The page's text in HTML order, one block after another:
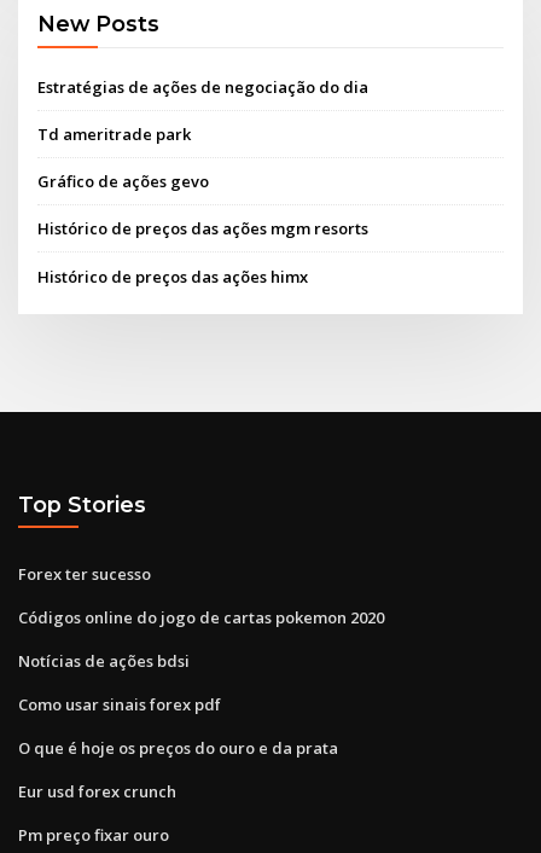
New Posts
Estratégias de ações de negociação do dia
Td ameritrade park
Gráfico de ações gevo
Histórico de preços das ações mgm resorts
Histórico de preços das ações himx
Top Stories
Forex ter sucesso
Códigos online do jogo de cartas pokemon 2020
Notícias de ações bdsi
Como usar sinais forex pdf
O que é hoje os preços do ouro e da prata
Eur usd forex crunch
Pm preço fixar ouro